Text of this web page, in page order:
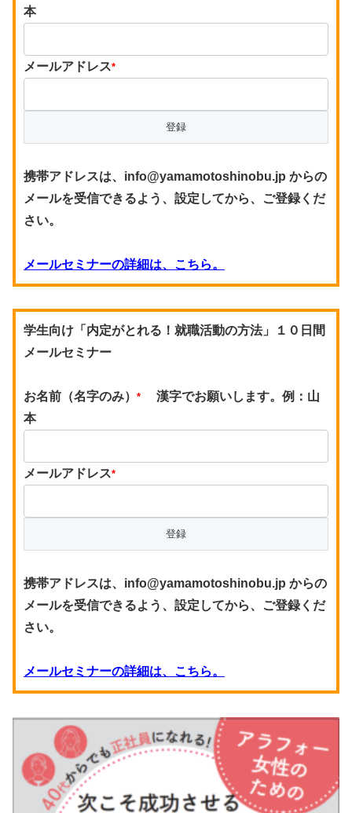
本
メールアドレス*
携帯アドレスは、info@yamamotoshinobu.jp からの
メールを受信できるよう、設定してから、ご登録くだ
さい。
メールセミナーの詳細は、こちら。
学生向け「内定がとれる！就職活動の方法」１０日間
メールセミナー
お名前（名字のみ） *
漢字でお願いします。例：山
本
メールアドレス*
携帯アドレスは、info@yamamotoshinobu.jp からの
メールを受信できるよう、設定してから、ご登録くだ
さい。
メールセミナーの詳細は、こちら。